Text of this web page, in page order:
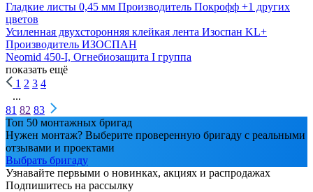
Гладкие листы 0,45 мм Производитель Покрофф +1 других
цветов
Усиленная двухсторонняя клейкая лента Изоспан KL+
Производитель ИЗОСПАН
Neomid 450-I, Огнебиозащита I группа
показать ещё
1 2 3 4
...
81 82 83
Топ 50 монтажных бригад
Нужен монтаж? Выберите проверенную бригаду с реальными
отзывами и проектами
Выбрать бригаду
Узнавайте первыми о новинках, акциях и распродажах
Подпишитесь на рассылку